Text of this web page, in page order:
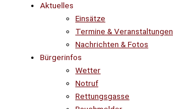
Aktuelles
Einsätze
Termine & Veranstaltungen
Nachrichten & Fotos
Bürgerinfos
Wetter
Notruf
Rettungsgasse